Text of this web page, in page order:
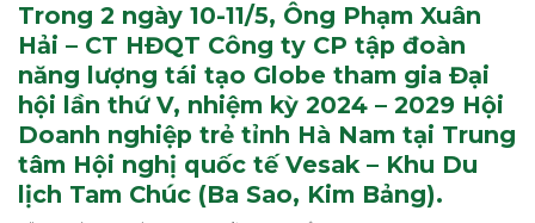
Trong 2 ngày 10-11/5, Ông Phạm Xuân
Hải – CT HĐQT Công ty CP tập đoàn
năng lượng tái tạo Globe tham gia Đại
hội lần thứ V, nhiệm kỳ 2024 – 2029 Hội
Doanh nghiệp trẻ tỉnh Hà Nam tại Trung
tâm Hội nghị quốc tế Vesak – Khu Du
lịch Tam Chúc (Ba Sao, Kim Bảng).